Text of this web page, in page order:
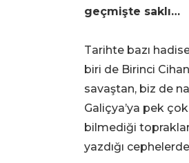
geçmişte saklı…
Tarihte bazı
biri de Birinci Cihan
savaştan, biz de
Galiçya’ya pek
bilmediği
yazdığı